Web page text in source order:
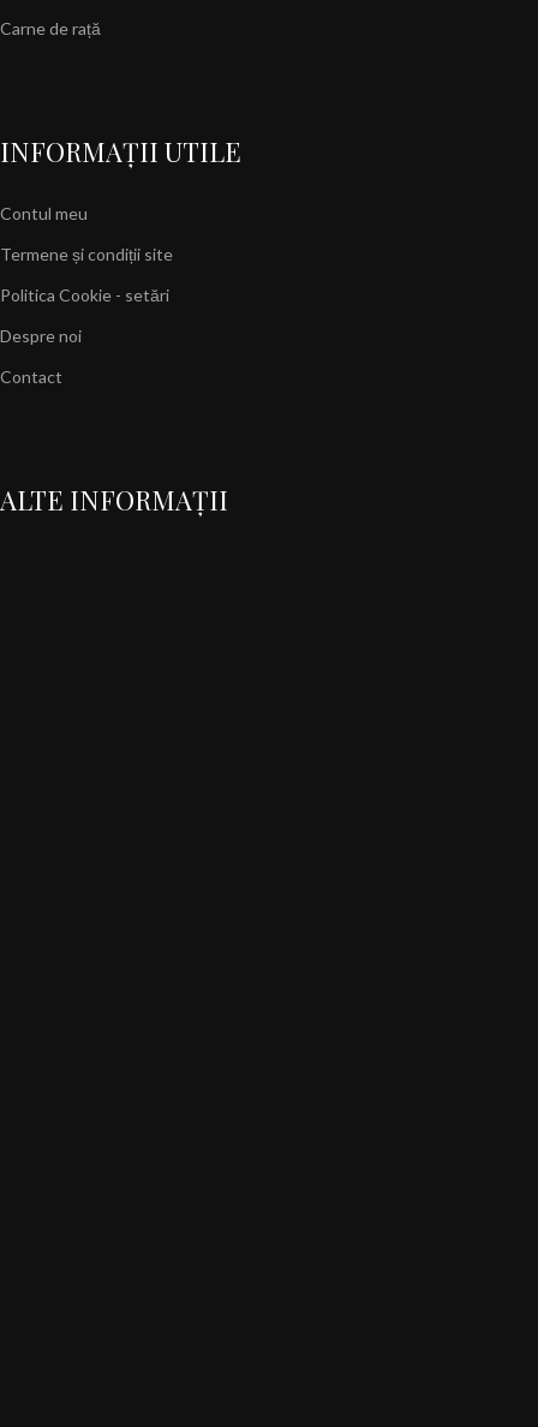
Carne de rață
INFORMAȚII UTILE
Contul meu
Termene și condiții site
Politica Cookie - setări
Despre noi
Contact
ALTE INFORMAȚII